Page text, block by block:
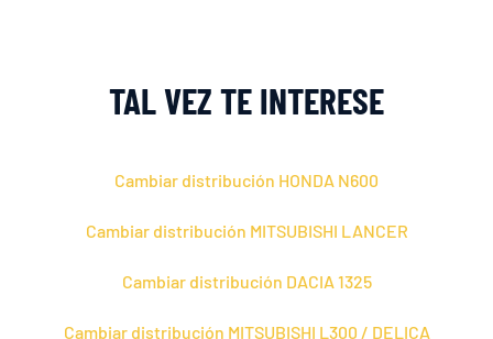
TAL VEZ TE INTERESE
Cambiar distribución HONDA N600
Cambiar distribución MITSUBISHI LANCER
Cambiar distribución DACIA 1325
Cambiar distribución MITSUBISHI L300 / DELICA